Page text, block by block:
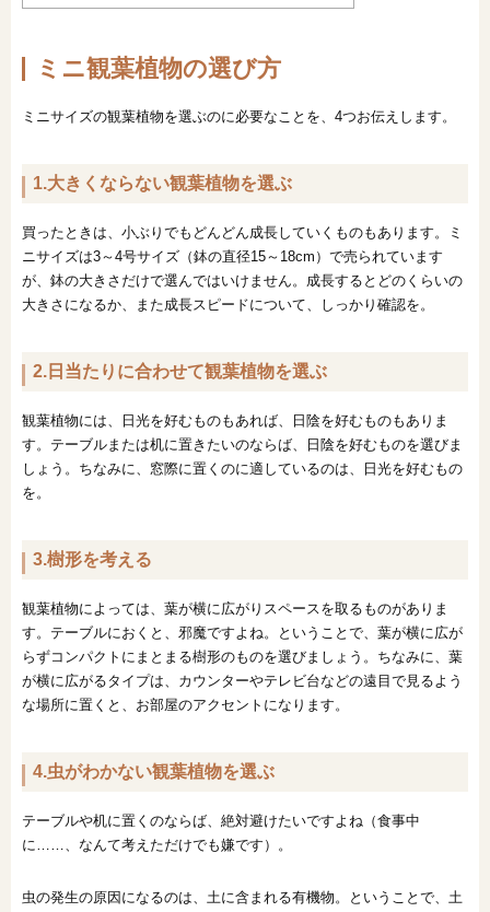
ミニ観葉植物の選び方
ミニサイズの観葉植物を選ぶのに必要なことを、4つお伝えします。
1.大きくならない観葉植物を選ぶ
買ったときは、小ぶりでもどんどん成長していくものもあります。ミ
ニサイズは3～4号サイズ（鉢の直径15～18cm）で売られています
が、鉢の大きさだけで選んではいけません。成長するとどのくらいの
大きさになるか、また成長スピードについて、しっかり確認を。
2.日当たりに合わせて観葉植物を選ぶ
観葉植物には、日光を好むものもあれば、日陰を好むものもありま
す。テーブルまたは机に置きたいのならば、日陰を好むものを選びま
しょう。ちなみに、窓際に置くのに適しているのは、日光を好むもの
を。
3.樹形を考える
観葉植物によっては、葉が横に広がりスペースを取るものがありま
す。テーブルにおくと、邪魔ですよね。ということで、葉が横に広が
らずコンパクトにまとまる樹形のものを選びましょう。ちなみに、葉
が横に広がるタイプは、カウンターやテレビ台などの遠目で見るよう
な場所に置くと、お部屋のアクセントになります。
4.虫がわかない観葉植物を選ぶ
テーブルや机に置くのならば、絶対避けたいですよね（食事中
に……、なんて考えただけでも嫌です）。
虫の発生の原因になるのは、土に含まれる有機物。ということで、土